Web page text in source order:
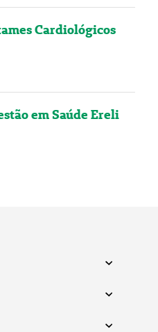
Cardiológicos
em Saúde Ereli